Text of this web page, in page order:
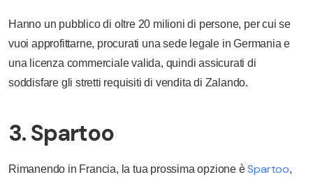
Hanno un pubblico di oltre 20 milioni di persone, per cui se
vuoi approfittarne, procurati una sede legale in Germania e
una licenza commerciale valida, quindi assicurati di
soddisfare gli stretti requisiti di vendita di Zalando.
3. Spartoo
Rimanendo in Francia, la tua prossima opzione èSpartoo,